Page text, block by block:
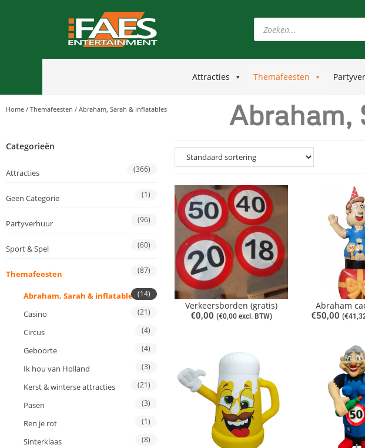
Attracties Themafeesten
Home / Themafeesten / Abraham, Sarah & inflatables Abraham,
Categorieën
Attracties (366)
Geen Categorie (1)
Partyverhuur (96)
Sport & Spel (60)
Themafeesten (87)
Abraham, Sarah & inflatables (14)
Casino (21)
Circus (4)
Geboorte (4)
Ik hou van Holland (3)
Kerst & winterse attracties (21)
Pasen (3)
Ren je rot (1)
Sinterklaas (8)
Verkeersborden (gratis)
€0,00 (€0,00excl. BTW)
Abraham
€50,00 (€